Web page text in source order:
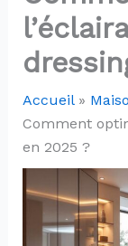
Accueil
Comment
en 2025 ?